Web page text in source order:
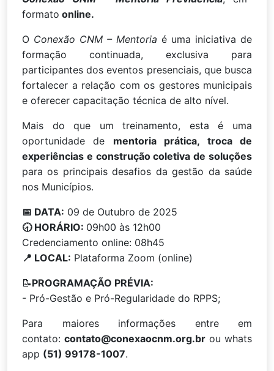
formato online.
O Conexão CNM – Mentoria é uma iniciativa de
formação continuada, exclusiva para
participantes dos eventos presenciais, que busca
fortalecer a relação com os gestores municipais
e oferecer capacitação técnica de alto nível.
Mais do que um treinamento, esta é uma
oportunidade de mentoria prática, troca de
experiências e construção coletiva de soluções
para os principais desafios da gestão da saúde
nos Municípios.
📅 DATA: 09 de Outubro de 2025
🕣 HORÁRIO: 09h00 às 12h00
Credenciamento online: 08h45
📍 LOCAL: Plataforma Zoom (online)
📝PROGRAMAÇÃO PRÉVIA:
- Pró-Gestão e Pró-Regularidade do RPPS;
Para maiores informações entre em
contato: contato@conexaocnm.org.br ou whats
app (51) 99178-1007.